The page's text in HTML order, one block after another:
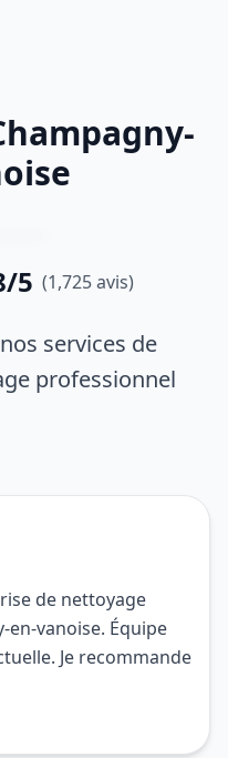
5 (1,725 avis)
services de
professionnel
de nettoyage
en-vanoise. Équipe
Je recommande